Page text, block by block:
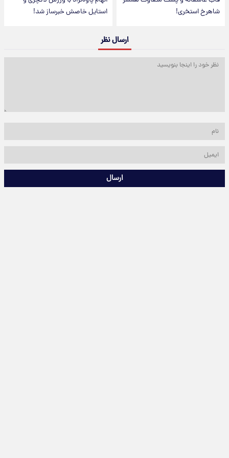
شاهرخ استخری!
استایل خاصش خبرساز شد!
ارسال نظر
ارسال